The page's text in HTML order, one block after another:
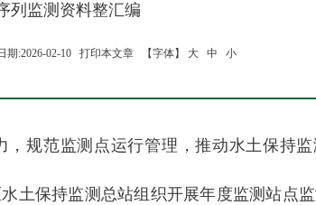
列监测资料整汇编
:2026-02-10 打印本文章 【字体】 大 中 小
规范监测点运行管理，推动水土保持
土保持监测总站组织开展年度监测站点